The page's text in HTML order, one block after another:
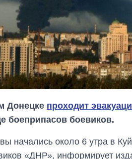
Донецке проходит
боеприпасов боевиков.
начались около 6 утра в
«ДНР», информирует